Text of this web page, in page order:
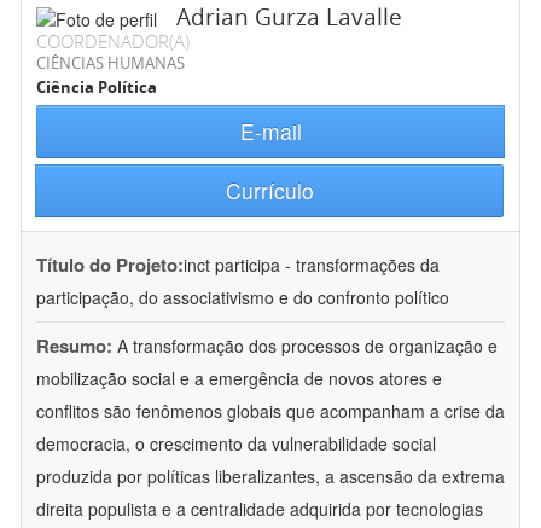
Adrian Gurza Lavalle
COORDENADOR(A)
CIÊNCIAS HUMANAS
Ciência Política
E-mail
Currículo
Título do Projeto:inct participa - transformações da
participação, do associativismo e do confronto político
Resumo: A transformação dos processos de organização e
mobilização social e a emergência de novos atores e
conflitos são fenômenos globais que acompanham a crise da
democracia, o crescimento da vulnerabilidade social
produzida por políticas liberalizantes, a ascensão da extrema
direita populista e a centralidade adquirida por tecnologias